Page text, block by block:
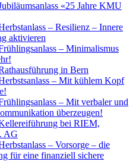
«25 Jahre KMU
– Resilienz – Innere
aktivieren
– Minimalismus
in Bern
– Mit kühlem Kopf
– Mit verbaler und
überzeugen!
bei RIEM,
AG
– Vorsorge – die
für eine finanziell sichere